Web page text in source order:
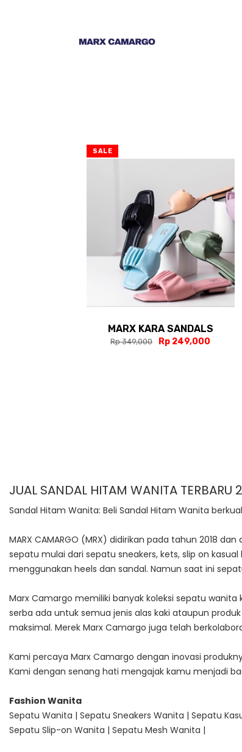
SALE
MARX KARA SANDALS
Rp 349,000 Rp 249,000
JUAL SANDAL HITAM WANITA TERBARU
Sandal Hitam Wanita: Beli Sandal Hitam Wanita
MARX CAMARGO (MRX) didirikan pada tahun 2018
sepatu mulai dari sepatu sneakers, kets, slip on
menggunakan heels dan sandal. Namun saat ini
Marx Camargo memiliki banyak koleksi sepatu
serba ada untuk semua jenis alas kaki ataupun
maksimal. Merek Marx Camargo juga telah
Kami percaya Marx Camargo dengan inovasi
Kami dengan senang hati mengajak kamu menjadi
Fashion Wanita
Sepatu Wanita | Sepatu Sneakers Wanita | Sepatu
Sepatu Slip-on Wanita | Sepatu Mesh Wanita |